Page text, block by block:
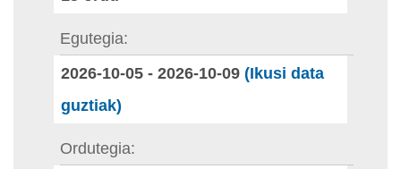
Egutegia
2026-10-05 - 2026-10-09 (Ikusi data
guztiak)
Ordutegia